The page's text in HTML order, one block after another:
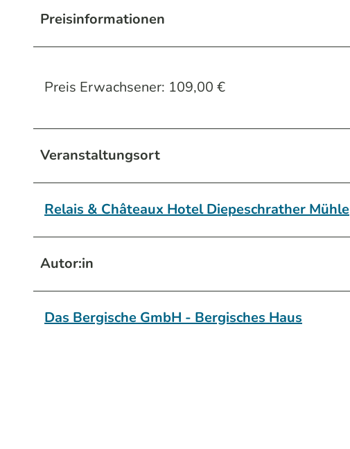
Preisinformationen
Preis Erwachsener: 109,00 €
Veranstaltungsort
Relais & Châteaux Hotel Diepeschrather Mühle
Autor:in
Das Bergische GmbH - Bergisches Haus